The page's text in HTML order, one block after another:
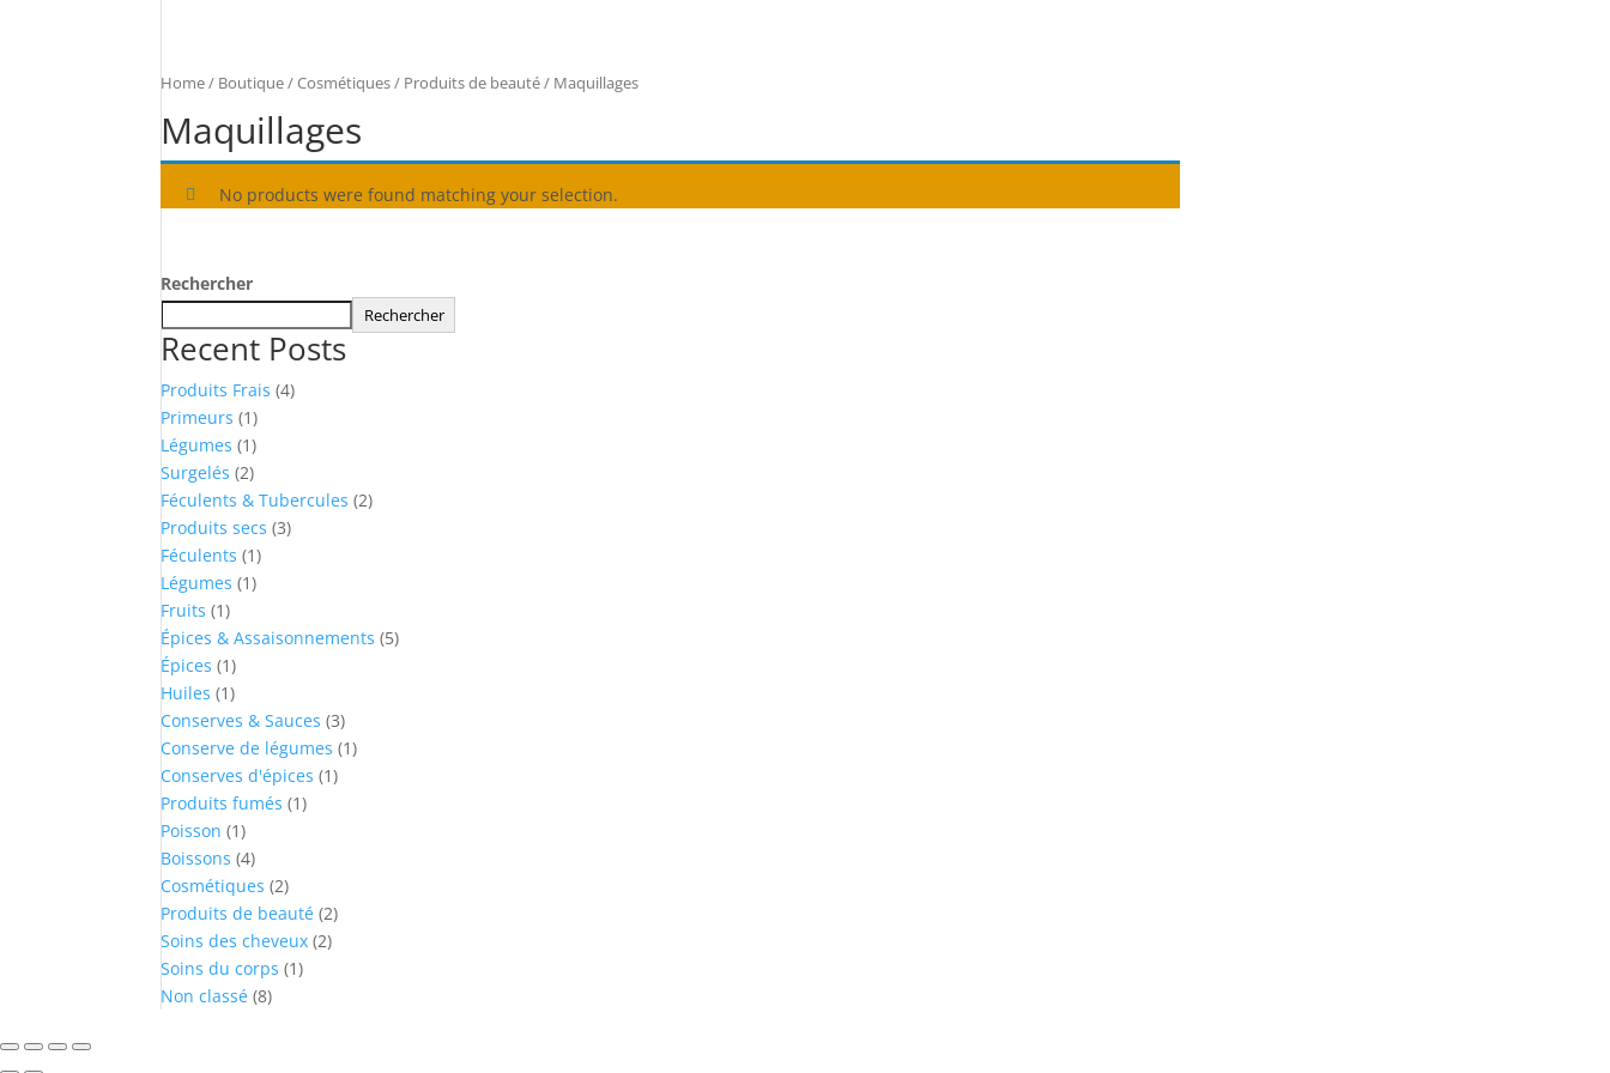
Home/ Boutique/Cosmétiques/ Produits de beauté/ Maquillages
Maquillages
No products were found matching your selection.
Rechercher
Rechercher
Recent Posts
Produits Frais 44
Primeurs 11
product
Légumes 11
product
Surgelés 22
products
Féculents & Tubercules 22
Produits secs 33
Féculents 11
product
Légumes 11
Fruits 11
product
Épices & Assaisonnements 55
Épices 11
product
Huiles 11
product
Conserves & Sauces 33
products
Conserve de légumes 11
Conserves d'épices 11
Produits fumés 11
Poisson 11
product
Boissons 44
products
Cosmétiques 22
products
Produits de beauté 22
Soins des cheveux 22
Soins du corps 11
Non classé 88